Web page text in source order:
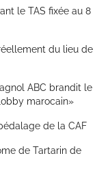
le TAS fixée au 8
du lieu de
ABC brandit le
marocain»
de la CAF
de Tartarin de